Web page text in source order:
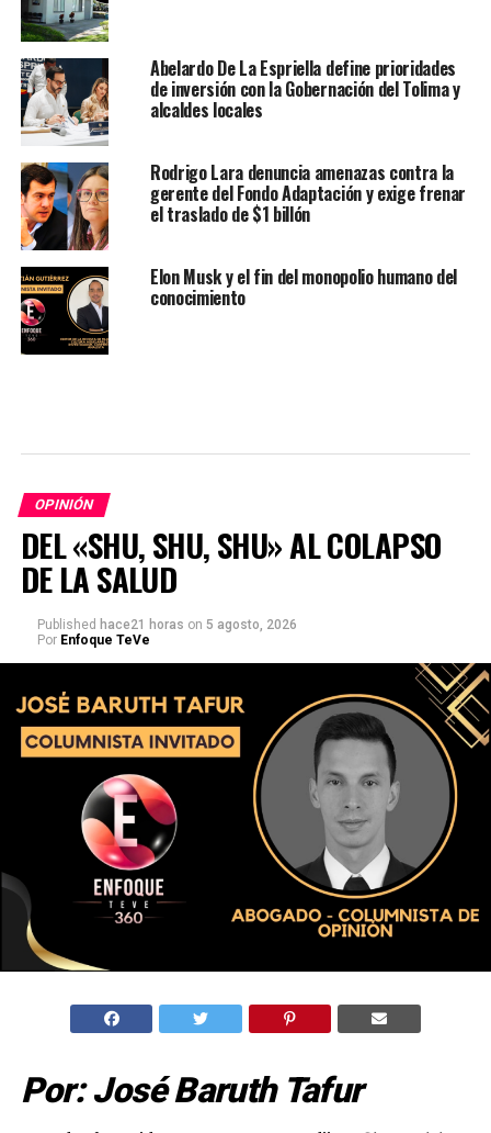
Abelardo De La Espriella define prioridades
de inversión con la Gobernación del Tolima y
alcaldes locales
Rodrigo Lara denuncia amenazas contra la
gerente del Fondo Adaptación y exige frenar
el traslado de $1 billón
Elon Musk y el fin del monopolio humano del
conocimiento
OPINIÓN
DEL «SHU, SHU, SHU» AL COLAPSO
DE LA SALUD
Published hace21 horas on 5 agosto, 2026
Por Enfoque TeVe
Por: José Baruth Tafur